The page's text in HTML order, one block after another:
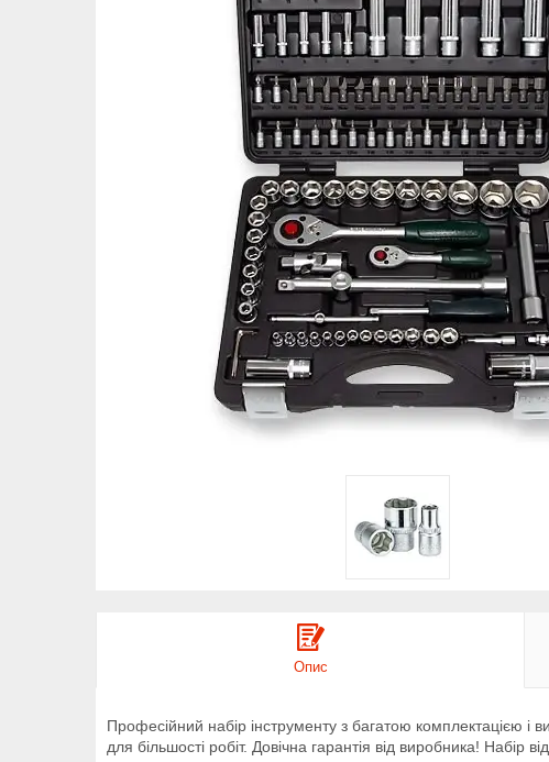
Опис
Професійний набір інструменту з багатою комплектацією і
для більшості робіт. Довічна гарантія від виробника! Набір